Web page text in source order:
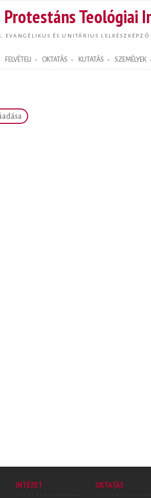
Teológiai
EVANGÉLIKUS ÉS UNITÁRIUS LELKÉSZKÉPZŐ
FELVÉTELI OKTATÁS KUTATÁS SZEMÉLYEK
INTÉZET
OKTATÁS